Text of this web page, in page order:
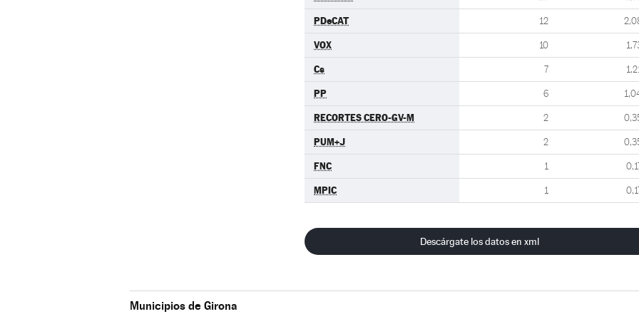
PDeCAT 12
VOX 10
Cs 7
PP 6
RECORTES CERO-GV-M 2
PUM+J 2
FNC 1
MPIC 1
Descárgate los datos en xml
Municipios de Girona